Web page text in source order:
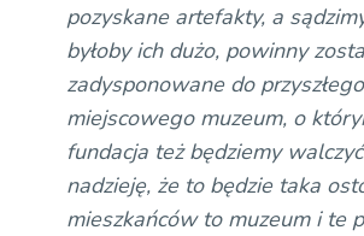
pozyskane artefakty, a
byłoby ich dużo, powinny
zadysponowane do przyszłego
miejscowego muzeum, o
fundacja też będziemy
nadzieję, że to będzie taka
mieszkańców to muzeum i te